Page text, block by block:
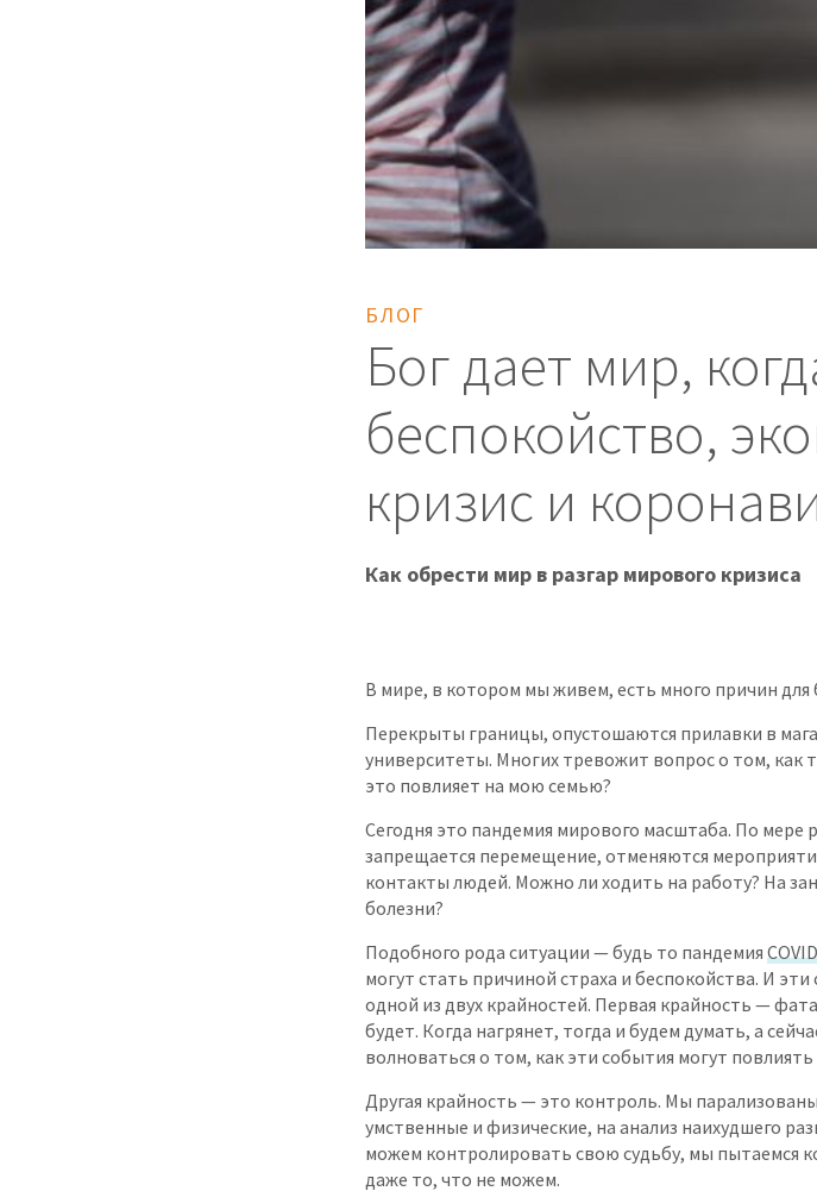
БЛОГ
Бог дает мир,
беспокойство,
кризис и
Как обрести мир в разгар мирового кризиса
В мире, в котором мы живем, есть много причин для
Перекрыты границы, опустошаются прилавки в
университеты. Многих тревожит вопрос о том, как
это повлияет на мою семью?
Сегодня это пандемия мирового масштаба. По мере
запрещается перемещение, отменяются
контакты людей. Можно ли ходить на работу? На
болезни?
Подобного рода ситуации — будь то пандемия
могут стать причиной страха и беспокойства. И
одной из двух крайностей. Первая крайность —
будет. Когда нагрянет, тогда и будем думать, а
волноваться о том, как эти события могут
Другая крайность — это контроль. Мы
умственные и физические, на анализ наихудшего
можем контролировать свою судьбу, мы пытаемся
даже то, что не можем.